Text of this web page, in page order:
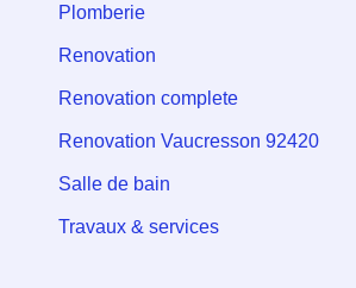
Plomberie
Renovation
Renovation complete
Renovation Vaucresson 92420
Salle de bain
Travaux & services